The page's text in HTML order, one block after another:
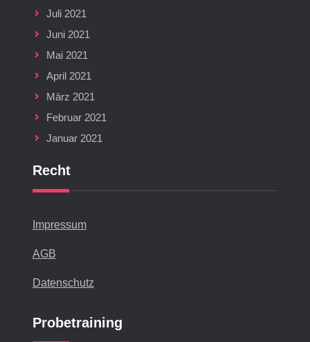
Juli 2021
Juni 2021
Mai 2021
April 2021
März 2021
Februar 2021
Januar 2021
Recht
Impressum
AGB
Datenschutz
Probetraining